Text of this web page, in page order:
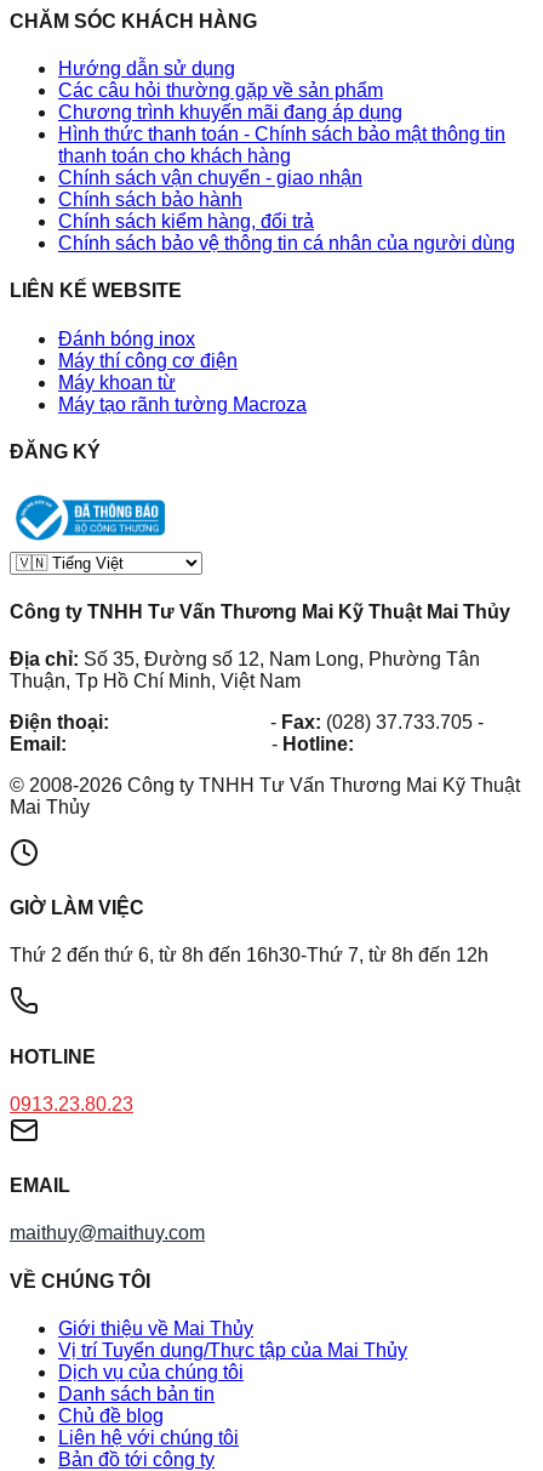
CHĂM SÓC KHÁCH HÀNG
Hướng dẫn sử dụng
Các câu hỏi thường gặp về sản phẩm
Chương trình khuyến mãi đang áp dụng
Hình thức thanh toán - Chính sách bảo mật thông tin
thanh toán cho khách hàng
Chính sách vận chuyển - giao nhận
Chính sách bảo hành
Chính sách kiểm hàng, đổi trả
Chính sách bảo vệ thông tin cá nhân của người dùng
LIÊN KẾ WEBSITE
Đánh bóng inox
Máy thí công cơ điện
Máy khoan từ
Máy tạo rãnh tường Macroza
ĐĂNG KÝ
Công ty TNHH Tư Vấn Thương Mai Kỹ Thuật Mai Thủy
Địa chỉ: Số 35, Đường số 12, Nam Long, Phường Tân
Thuận, Tp Hồ Chí Minh, Việt Nam
Điện thoại:
- Fax: (028) 37.733.705 -
Email:
- Hotline:
© 2008-2026 Công ty TNHH Tư Vấn Thương Mai Kỹ Thuật
Mai Thủy
GIỜ LÀM VIỆC
Thứ 2 đến thứ 6, từ 8h đến 16h30-Thứ 7, từ 8h đến 12h
HOTLINE
0913.23.80.23
EMAIL
maithuy@maithuy.com
VỀ CHÚNG TÔI
Giới thiệu về Mai Thủy
Vị trí Tuyển dụng/Thực tập của Mai Thủy
Dịch vụ của chúng tôi
Danh sách bản tin
Chủ đề blog
Liên hệ với chúng tôi
Bản đồ tới công ty